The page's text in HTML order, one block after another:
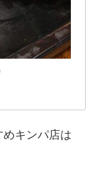
キンパ店は